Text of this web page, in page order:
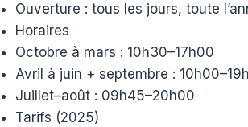
Ouverture : tous les jours, toute
Horaires
Octobre à mars : 10h30–17h00
Avril à juin + septembre :
Juillet–août : 09h45–20h00
Tarifs (2025)